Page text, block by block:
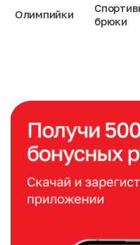
Олимпийки
брюки